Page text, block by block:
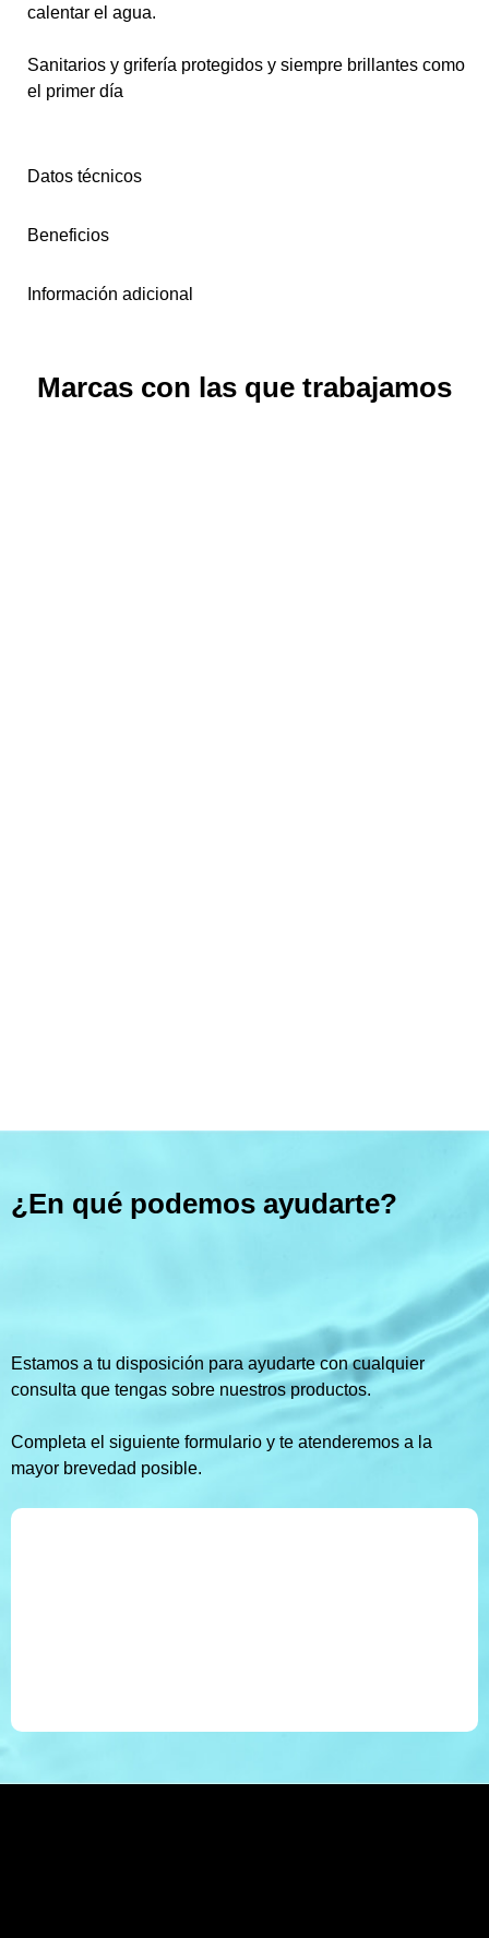
calentar el agua.
Sanitarios y grifería protegidos y siempre brillantes como
el primer día
Datos técnicos
Beneficios
Información adicional
Marcas con las que trabajamos
¿En qué podemos ayudarte?
Estamos a tu disposición para ayudarte con cualquier
consulta que tengas sobre nuestros productos.
Completa el siguiente formulario y te atenderemos a la
mayor brevedad posible.